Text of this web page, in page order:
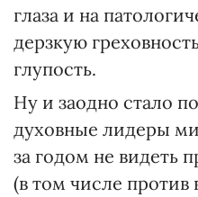
глаза и на
дерзкую
глупость.
Ну и заодно стало
духовные лидеры
за годом не видеть
(в том числе